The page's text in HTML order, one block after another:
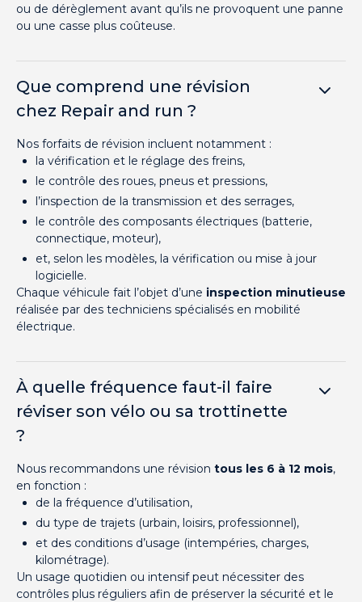
ou de dérèglement avant qu’ils ne provoquent une panne
ou une casse plus coûteuse.
Que comprend une révision
chez Repair and run ?
Nos forfaits de révision incluent notamment :
la vérification et le réglage des freins,
le contrôle des roues, pneus et pressions,
l’inspection de la transmission et des serrages,
le contrôle des composants électriques (batterie,
connectique, moteur),
et, selon les modèles, la vérification ou mise à jour
logicielle.
Chaque véhicule fait l’objet d’une inspection minutieuse
réalisée par des techniciens spécialisés en mobilité
électrique.
À quelle fréquence faut-il faire
réviser son vélo ou sa trottinette
?
Nous recommandons une révision tous les 6 à 12 mois,
en fonction :
de la fréquence d’utilisation,
du type de trajets (urbain, loisirs, professionnel),
et des conditions d’usage (intempéries, charges,
kilométrage).
Un usage quotidien ou intensif peut nécessiter des
contrôles plus réguliers afin de préserver la sécurité et le